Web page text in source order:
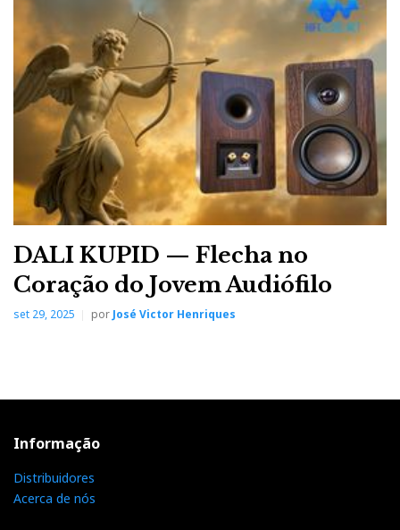
DALI KUPID — Flecha no
Coração do Jovem Audiófilo
set 29, 2025 por José Victor Henriques
Informação
Distribuidores
Acerca de nós